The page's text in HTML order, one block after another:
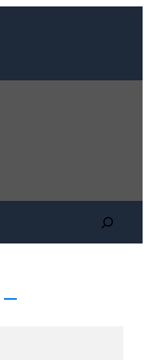
Search